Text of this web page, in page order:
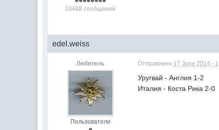
10488 сообщений
edel.weiss
Любитель
Пользователи
Отправлено 17 June 2014 -
Уругвай - Англия 1-2
Италия - Коста Рика 2-0